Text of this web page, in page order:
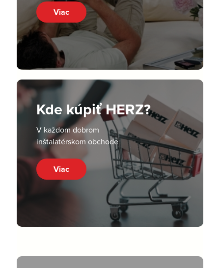
Viac
Kde kúpiť HERZ?
V každom dobrom
inštalatérskom obchode
Viac